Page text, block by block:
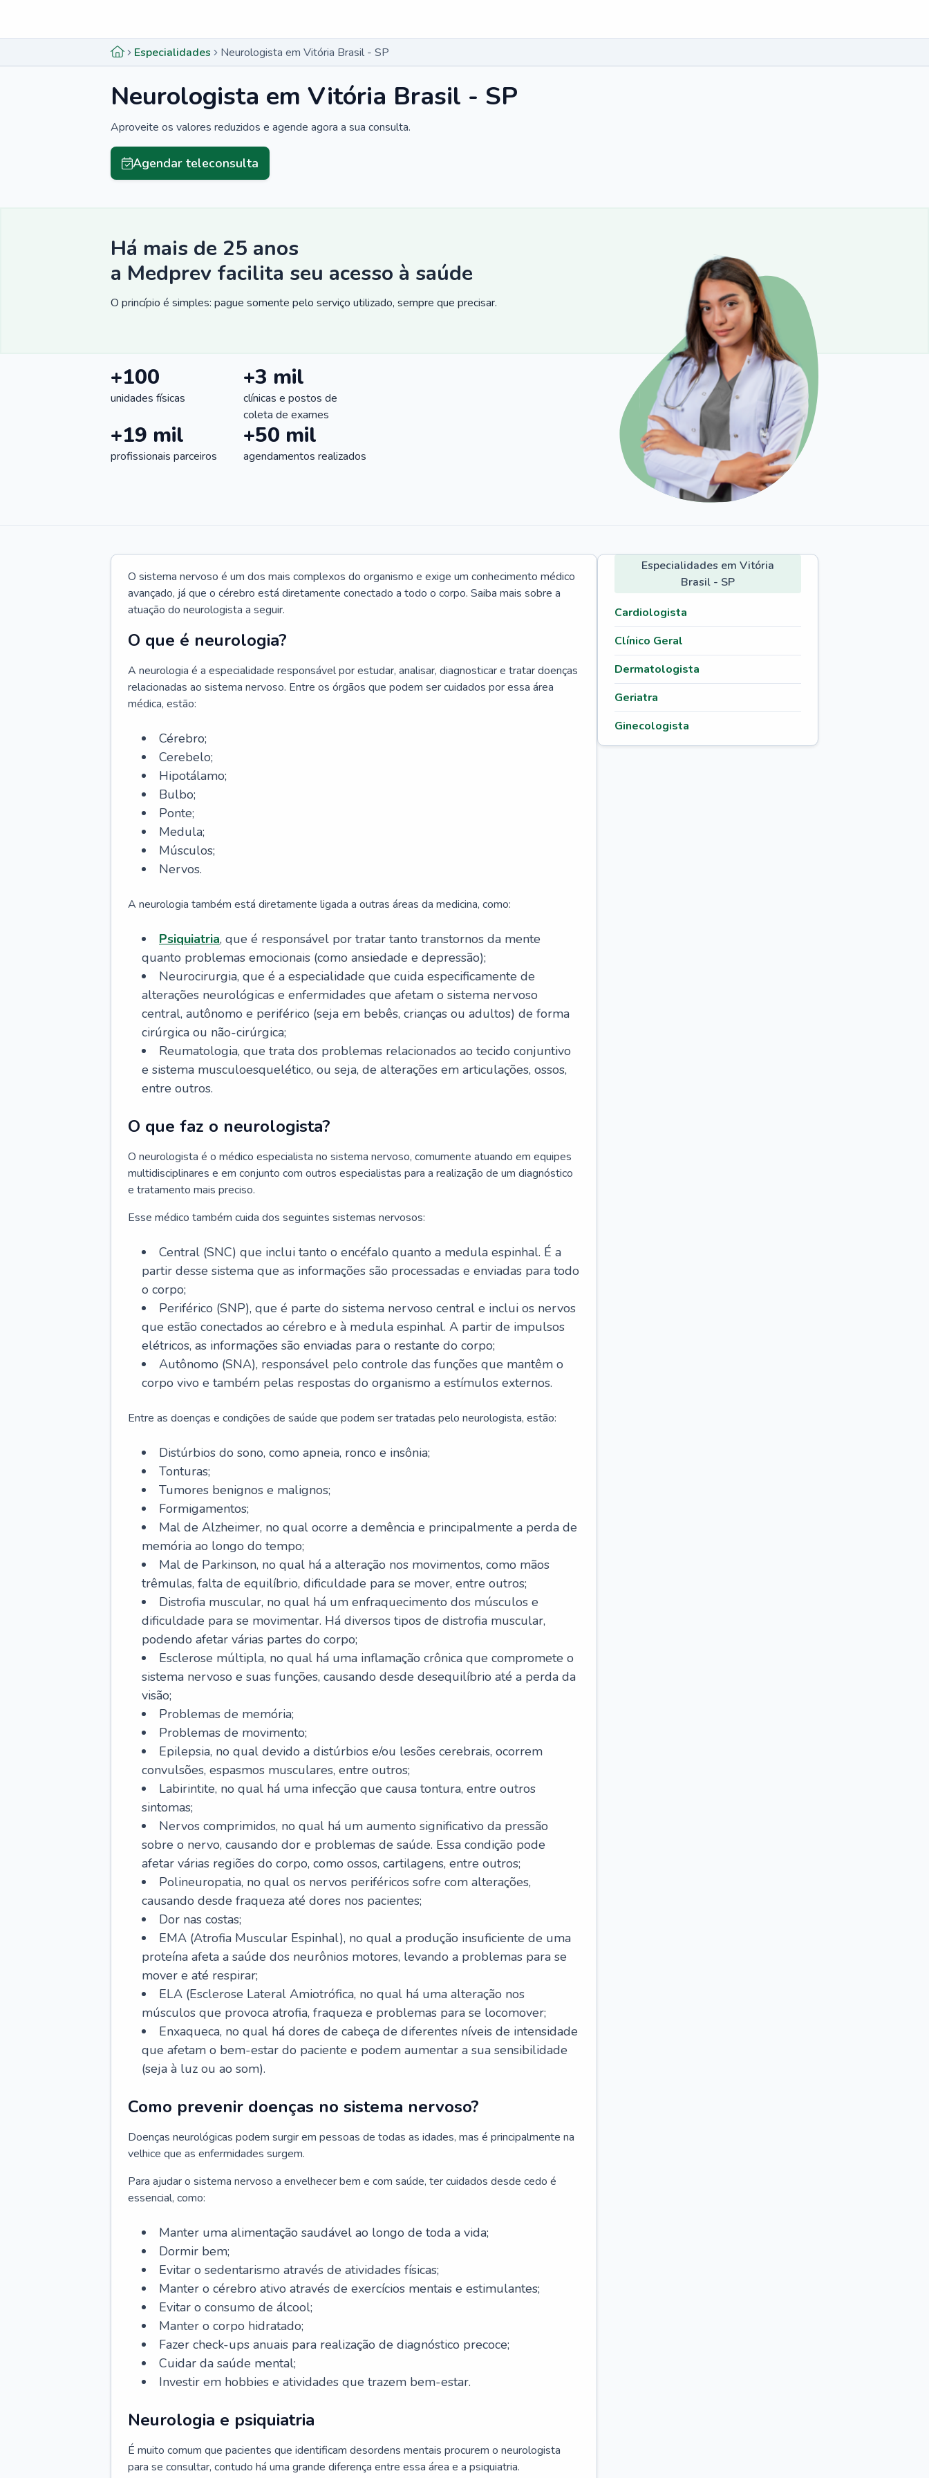
Especialidades Neurologista em Vitória Brasil - SP
Neurologista em Vitória Brasil - SP
Aproveite os valores reduzidos e agende agora a sua consulta.
Agendar teleconsulta
Há mais de 25 anos
a Medprev facilita seu acesso à saúde
O princípio é simples: pague somente pelo serviço utilizado, sempre que precisar.
+100
unidades físicas
+3 mil
clínicas e postos de
coleta de exames
+19 mil
profissionais parceiros
+50 mil
agendamentos realizados
O sistema nervoso é um dos mais complexos do organismo e exige um conhecimento médico
avançado, já que o cérebro está diretamente conectado a todo o corpo. Saiba mais sobre a
atuação do neurologista a seguir.
O que é neurologia?
A neurologia é a especialidade responsável por estudar, analisar, diagnosticar e tratar doenças
relacionadas ao sistema nervoso. Entre os órgãos que podem ser cuidados por essa área
médica, estão:
Cérebro;
Cerebelo;
Hipotálamo;
Bulbo;
Ponte;
Medula;
Músculos;
Nervos.
A neurologia também está diretamente ligada a outras áreas da medicina, como:
Psiquiatria, que é responsável por tratar tanto transtornos da mente
quanto problemas emocionais (como ansiedade e depressão);
Neurocirurgia, que é a especialidade que cuida especificamente de
alterações neurológicas e enfermidades que afetam o sistema nervoso
central, autônomo e periférico (seja em bebês, crianças ou adultos) de forma
cirúrgica ou não-cirúrgica;
Reumatologia, que trata dos problemas relacionados ao tecido conjuntivo
e sistema musculoesquelético, ou seja, de alterações em articulações, ossos,
entre outros.
O que faz o neurologista?
O neurologista é o médico especialista no sistema nervoso, comumente atuando em equipes
multidisciplinares e em conjunto com outros especialistas para a realização de um diagnóstico
e tratamento mais preciso.
Esse médico também cuida dos seguintes sistemas nervosos:
Central (SNC) que inclui tanto o encéfalo quanto a medula espinhal. É a
partir desse sistema que as informações são processadas e enviadas para todo
o corpo;
Periférico (SNP), que é parte do sistema nervoso central e inclui os nervos
que estão conectados ao cérebro e à medula espinhal. A partir de impulsos
elétricos, as informações são enviadas para o restante do corpo;
Autônomo (SNA), responsável pelo controle das funções que mantêm o
corpo vivo e também pelas respostas do organismo a estímulos externos.
Entre as doenças e condições de saúde que podem ser tratadas pelo neurologista, estão:
Distúrbios do sono, como apneia, ronco e insônia;
Tonturas;
Tumores benignos e malignos;
Formigamentos;
Mal de Alzheimer, no qual ocorre a demência e principalmente a perda de
memória ao longo do tempo;
Mal de Parkinson, no qual há a alteração nos movimentos, como mãos
trêmulas, falta de equilíbrio, dificuldade para se mover, entre outros;
Distrofia muscular, no qual há um enfraquecimento dos músculos e
dificuldade para se movimentar. Há diversos tipos de distrofia muscular,
podendo afetar várias partes do corpo;
Esclerose múltipla, no qual há uma inflamação crônica que compromete o
sistema nervoso e suas funções, causando desde desequilíbrio até a perda da
visão;
Problemas de memória;
Problemas de movimento;
Epilepsia, no qual devido a distúrbios e/ou lesões cerebrais, ocorrem
convulsões, espasmos musculares, entre outros;
Labirintite, no qual há uma infecção que causa tontura, entre outros
sintomas;
Nervos comprimidos, no qual há um aumento significativo da pressão
sobre o nervo, causando dor e problemas de saúde. Essa condição pode
afetar várias regiões do corpo, como ossos, cartilagens, entre outros;
Polineuropatia, no qual os nervos periféricos sofre com alterações,
causando desde fraqueza até dores nos pacientes;
Dor nas costas;
EMA (Atrofia Muscular Espinhal), no qual a produção insuficiente de uma
proteína afeta a saúde dos neurônios motores, levando a problemas para se
mover e até respirar;
ELA (Esclerose Lateral Amiotrófica, no qual há uma alteração nos
músculos que provoca atrofia, fraqueza e problemas para se locomover;
Enxaqueca, no qual há dores de cabeça de diferentes níveis de intensidade
que afetam o bem-estar do paciente e podem aumentar a sua sensibilidade
(seja à luz ou ao som).
Como prevenir doenças no sistema nervoso?
Doenças neurológicas podem surgir em pessoas de todas as idades, mas é principalmente na
velhice que as enfermidades surgem.
Para ajudar o sistema nervoso a envelhecer bem e com saúde, ter cuidados desde cedo é
essencial, como:
Manter uma alimentação saudável ao longo de toda a vida;
Dormir bem;
Evitar o sedentarismo através de atividades físicas;
Manter o cérebro ativo através de exercícios mentais e estimulantes;
Evitar o consumo de álcool;
Manter o corpo hidratado;
Fazer check-ups anuais para realização de diagnóstico precoce;
Cuidar da saúde mental;
Investir em hobbies e atividades que trazem bem-estar.
Neurologia e psiquiatria
É muito comum que pacientes que identificam desordens mentais procurem o neurologista
para se consultar, contudo há uma grande diferença entre essa área e a psiquiatria.
Especialidades em Vitória
Brasil - SP
Cardiologista
Clínico Geral
Dermatologista
Geriatra
Ginecologista